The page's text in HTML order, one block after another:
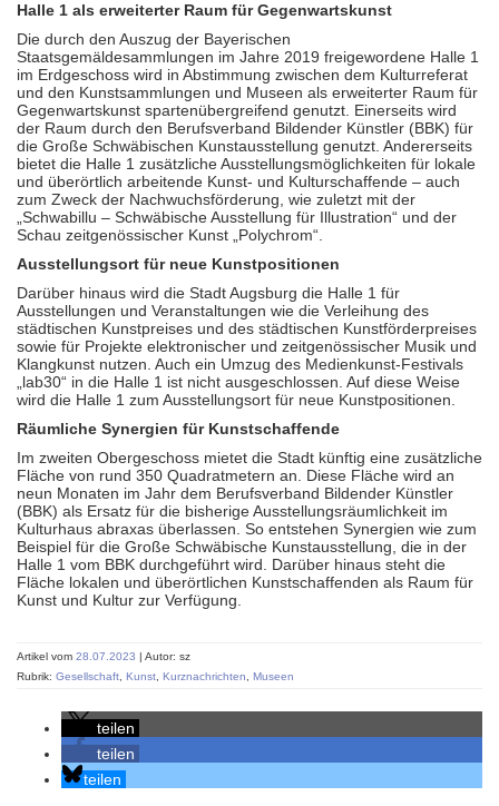
Halle 1 als erweiterter Raum für Gegenwartskunst
Die durch den Auszug der Bayerischen
Staatsgemäldesammlungen im Jahre 2019 freigewordene Halle 1
im Erdgeschoss wird in Abstimmung zwischen dem Kulturreferat
und den Kunstsammlungen und Museen als erweiterter Raum für
Gegenwartskunst spartenübergreifend genutzt. Einerseits wird
der Raum durch den Berufsverband Bildender Künstler (BBK) für
die Große Schwäbischen Kunstausstellung genutzt. Andererseits
bietet die Halle 1 zusätzliche Ausstellungsmöglichkeiten für lokale
und überörtlich arbeitende Kunst- und Kulturschaffende – auch
zum Zweck der Nachwuchsförderung, wie zuletzt mit der
„Schwabillu – Schwäbische Ausstellung für Illustration“ und der
Schau zeitgenössischer Kunst „Polychrom“.
Ausstellungsort für neue Kunstpositionen
Darüber hinaus wird die Stadt Augsburg die Halle 1 für
Ausstellungen und Veranstaltungen wie die Verleihung des
städtischen Kunstpreises und des städtischen Kunstförderpreises
sowie für Projekte elektronischer und zeitgenössischer Musik und
Klangkunst nutzen. Auch ein Umzug des Medienkunst-Festivals
„lab30“ in die Halle 1 ist nicht ausgeschlossen. Auf diese Weise
wird die Halle 1 zum Ausstellungsort für neue Kunstpositionen.
Räumliche Synergien für Kunstschaffende
Im zweiten Obergeschoss mietet die Stadt künftig eine zusätzliche
Fläche von rund 350 Quadratmetern an. Diese Fläche wird an
neun Monaten im Jahr dem Berufsverband Bildender Künstler
(BBK) als Ersatz für die bisherige Ausstellungsräumlichkeit im
Kulturhaus abraxas überlassen. So entstehen Synergien wie zum
Beispiel für die Große Schwäbische Kunstausstellung, die in der
Halle 1 vom BBK durchgeführt wird. Darüber hinaus steht die
Fläche lokalen und überörtlichen Kunstschaffenden als Raum für
Kunst und Kultur zur Verfügung.
Artikel vom 28.07.2023 | Autor: sz
Rubrik: Gesellschaft Kunst Kurznachrichten Museen
teilen
teilen
teilen